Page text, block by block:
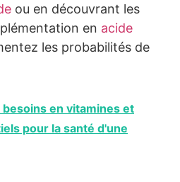
ou en découvrant les
en acide
les probabilités de
besoins en vitamines et
pour la santé d'une